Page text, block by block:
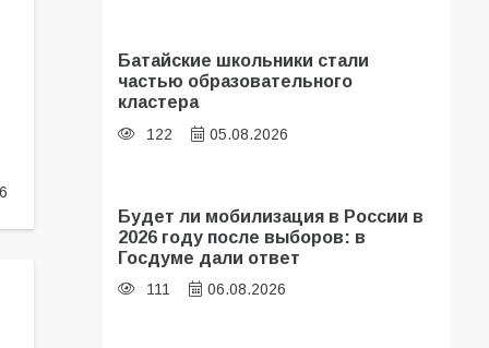
Батайские школьники стали
частью образовательного
кластера
122 05.08.2026
Будет ли мобилизация в России в
2026 году после выборов: в
Госдуме дали ответ
111 06.08.2026